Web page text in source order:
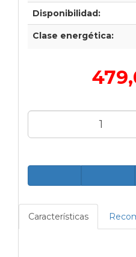
Disponibilidad:
Clase energética:
Características